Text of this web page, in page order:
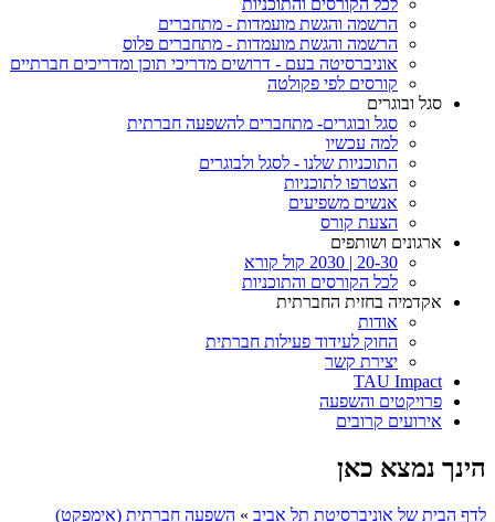
לכל הקורסים והתוכניות
הרשמה והגשת מועמדות - מתחברים
הרשמה והגשת מועמדות - מתחברים פלוס
אוניברסיטה בעם - דרושים מדריכי תוכן ומדריכים חברתיים
קורסים לפי פקולטה
סגל ובוגרים
סגל ובוגרים- מתחברים להשפעה חברתית
למה עכשיו
התוכניות שלנו - לסגל ולבוגרים
הצטרפו לתוכניות
אנשים משפיעים
הצעת קורס
ארגונים ושותפים
20-30 | 2030 קול קורא
לכל הקורסים והתוכניות
אקדמיה בחזית החברתית
אודות
החוק לעידוד פעילות חברתית
יצירת קשר
TAU Impact
פרויקטים והשפעה
אירועים קרובים
הינך נמצא כאן
לדף הבית של אוניברסיטת תל אביב » השפעה חברתית (אימפקט)